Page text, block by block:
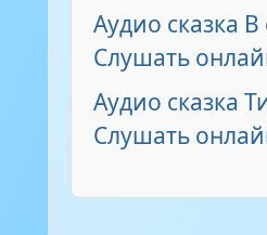
Аудио сказка
Слушать
Аудио сказка
Слушать